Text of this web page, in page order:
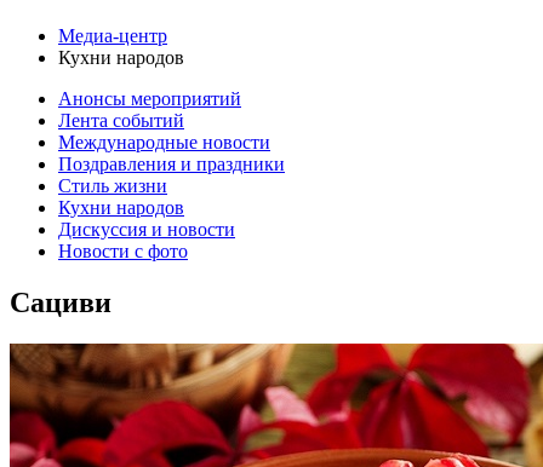
Медиа-центр
Кухни народов
Анонсы мероприятий
Лента событий
Международные новости
Поздравления и праздники
Cтиль жизни
Кухни народов
Дискуссия и новости
Новости с фото
Сациви